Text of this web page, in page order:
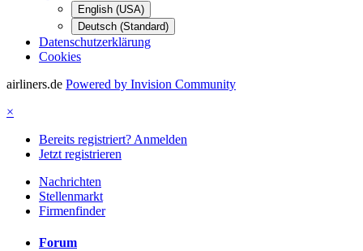
English (USA)
Deutsch (Standard)
Datenschutzerklärung
Cookies
airliners.de Powered by Invision Community
×
Bereits registriert? Anmelden
Jetzt registrieren
Nachrichten
Stellenmarkt
Firmenfinder
Forum